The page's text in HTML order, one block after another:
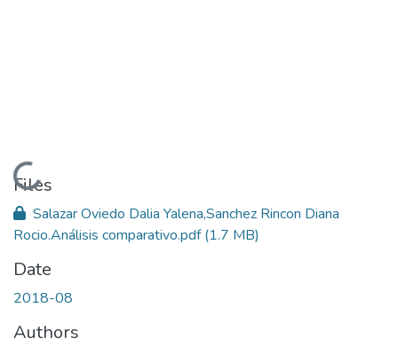
Loading...
Files
Salazar Oviedo Dalia Yalena,Sanchez Rincon Diana
Rocio.Análisis comparativo.pdf(1.7 MB)
Date
2018-08
Authors